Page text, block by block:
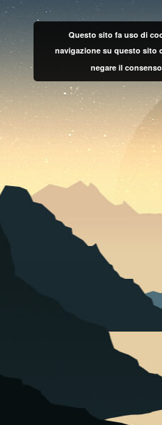
Questo sito fa uso di
navigazione su questo sito
negare il